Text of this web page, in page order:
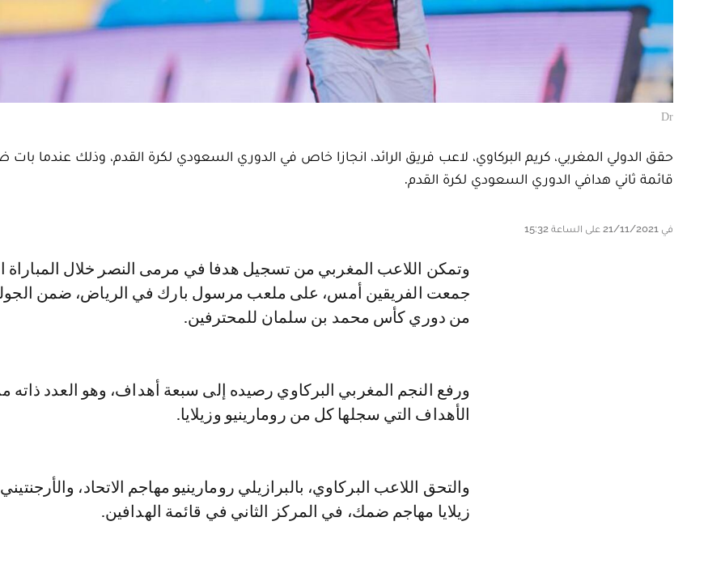
Dr
حقق الدولي المغربي، كريم البركاوي، لاعب فريق الرائد، انجازا خاص في الدوري السعودي لكرة القدم، وذلك عندما
قائمة ثاني هدافي الدوري السعودي لكرة القدم.
في 21/11/2021 على الساعة 15:32
وتمكن اللاعب المغربي من تسجيل هدفا في مرمى النصر خلال المباراة التي
من دوري كأس محمد بن سلمان للمحترفين.
ورفع النجم المغربي البركاوي رصيده إلى سبعة أهداف، وهو العدد ذاته
الأهداف التي سجلها كل من رومارينيو وزيلايا.
والتحق اللاعب البركاوي، بالبرازيلي رومارينيو مهاجم الاتحاد، والأرجنتيني
زيلايا مهاجم ضمك، في المركز الثاني في قائمة الهدافين.